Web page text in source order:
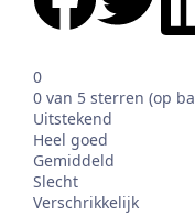
0
0 van 5 sterren (op
Uitstekend
Heel goed
Gemiddeld
Slecht
Verschrikkelijk